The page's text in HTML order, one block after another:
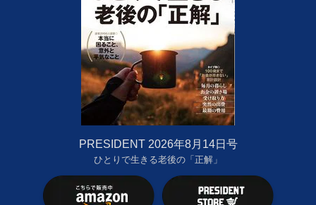
PRESIDENT 2026年8月14日号
ひとりで生きる老後の「正解」